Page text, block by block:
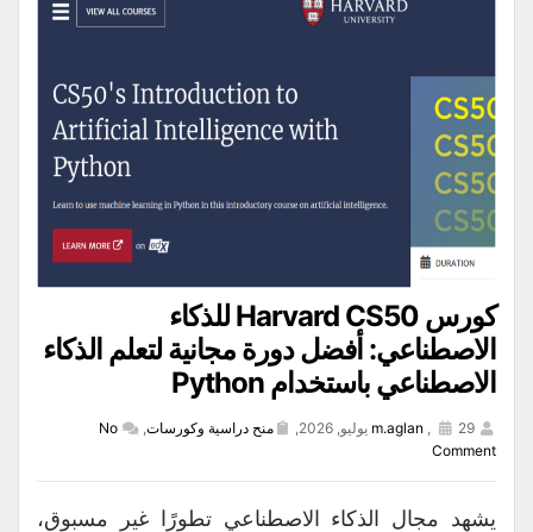
كورس Harvard CS50 للذكاء
الاصطناعي: أفضل دورة مجانية لتعلم الذكاء
الاصطناعي باستخدام Python
m.aglan , 29 يوليو, 2026, منح دراسية وكورسات,
No
Comment
يشهد مجال الذكاء الاصطناعي تطورًا غير مسبوق،